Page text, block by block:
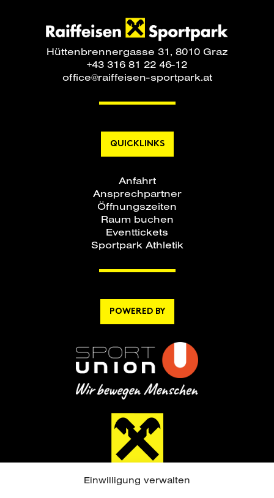
Einwilligung verwalten
Hüttenbrennergasse 31, 8010 Graz
+43 316 81 22 46-12
office@raiffeisen-sportpark.at
QUICKLINKS
Anfahrt
Ansprechpartner
Öffnungszeiten
Raum buchen
Eventtickets
Sportpark Athletik
POWERED BY